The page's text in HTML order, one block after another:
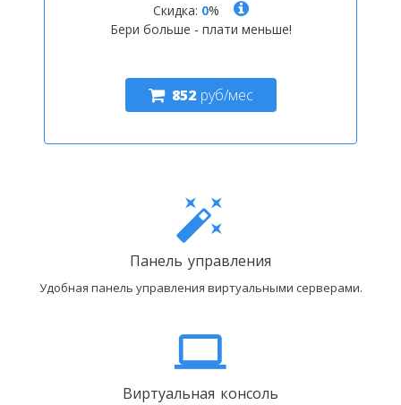
Скидка: 0%
Бери больше - плати меньше!
852 руб/мес
Панель управления
Удобная панель управления виртуальными серверами.
Виртуальная консоль